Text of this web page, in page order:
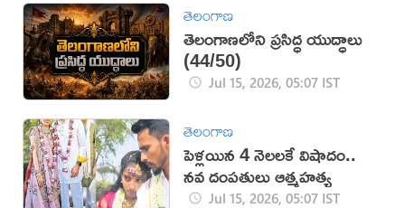
తెలంగాణ
తెలంగాణలోని ప్రసిద్ధ యుద్ధాలు
(44/50)
Jul 15, 2026, 05:07 IST
తెలంగాణ
పెళ్లయిన 4 నెలలకే విషాదం..
నవ దంపతులు ఆత్మహత్య
Jul 15, 2026, 05:07 IST